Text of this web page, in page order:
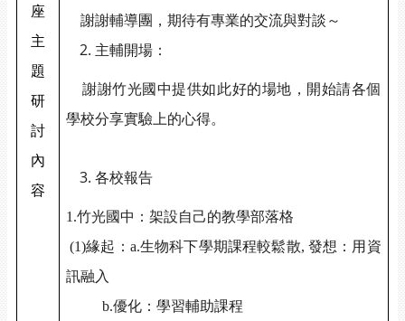
座
主
題
研
討
內
容
謝謝輔導團，期待有專業的交流與對談～
主輔開場：
謝謝竹光國中提供如此好的場地，開始請各個
學校分享實驗上的心得。
各校報告
1.竹光國中：架設自己的教學部落格
(1)緣起： a.生物科下學期課程較鬆散, 發想：用資
訊融入
b.優化：學習輔助課程